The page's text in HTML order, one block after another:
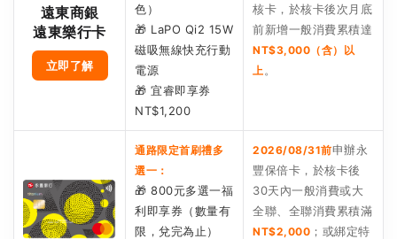
遠東商銀
遠東樂行卡
立即了解
色）
🎁 LaPO Qi2 15W
磁吸無線快充行動
電源
🎁 宜睿即享券
NT$1,200
核卡，於核卡後次月底
前新增一般消費累積達
NT$3,000（含）以
上 。
通路限定首刷禮多
選一：
🎁 800元多選一福
利即享券（數量有
限，兌完為止）
2026/08/31前申辦永
豐保倍卡，於核卡後
30天內一般消費或大
全聯、全聯消費累積滿
NT$2,000 ；或綁定特